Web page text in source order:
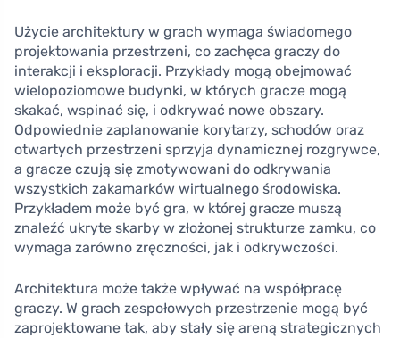
Użycie architektury w grach wymaga świadomego
projektowania przestrzeni, co zachęca graczy do
interakcji i eksploracji. Przykłady mogą obejmować
wielopoziomowe budynki, w których gracze mogą
skakać, wspinać się, i odkrywać nowe obszary.
Odpowiednie zaplanowanie korytarzy, schodów oraz
otwartych przestrzeni sprzyja dynamicznej rozgrywce,
a gracze czują się zmotywowani do odkrywania
wszystkich zakamarków wirtualnego środowiska.
Przykładem może być gra, w której gracze muszą
znaleźć ukryte skarby w złożonej strukturze zamku, co
wymaga zarówno zręczności, jak i odkrywczości.
Architektura może także wpływać na współpracę
graczy. W grach zespołowych przestrzenie mogą być
zaprojektowane tak, aby stały się areną strategicznych